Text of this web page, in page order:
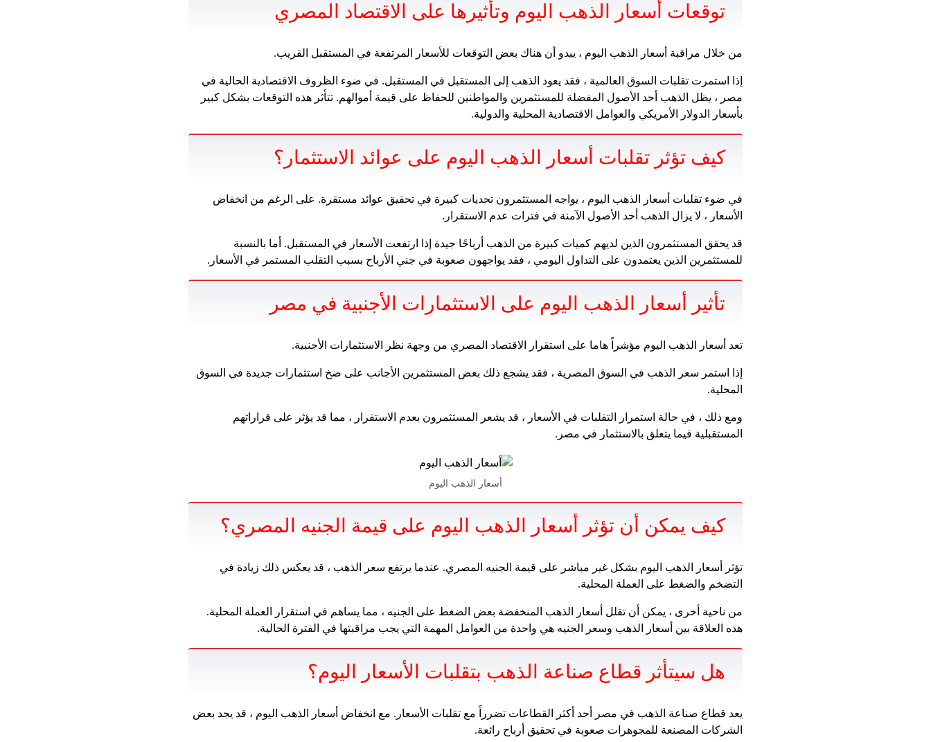
توقعات أسعار الذهب اليوم وتأثيرها على الاقتصاد المصري
من خلال مراقبة أسعار الذهب اليوم ، يبدو أن هناك بعض التوقعات للأسعار المرتفعة في المستقبل القريب.
إذا استمرت تقلبات السوق العالمية ، فقد يعود الذهب إلى المستقبل في المستقبل. في ضوء الظروف الاقتصادية الحالية في
مصر ، يظل الذهب أحد الأصول المفضلة للمستثمرين والمواطنين للحفاظ على قيمة أموالهم. تتأثر هذه التوقعات بشكل كبير
بأسعار الدولار الأمريكي والعوامل الاقتصادية المحلية والدولية.
كيف تؤثر تقلبات أسعار الذهب اليوم على عوائد الاستثمار؟
في ضوء تقلبات أسعار الذهب اليوم ، يواجه المستثمرون تحديات كبيرة في تحقيق عوائد مستقرة. على الرغم من انخفاض
الأسعار ، لا يزال الذهب أحد الأصول الآمنة في فترات عدم الاستقرار.
قد يحقق المستثمرون الذين لديهم كميات كبيرة من الذهب أرباحًا جيدة إذا ارتفعت الأسعار في المستقبل. أما بالنسبة
للمستثمرين الذين يعتمدون على التداول اليومي ، فقد يواجهون صعوبة في جني الأرباح بسبب التقلب المستمر في الأسعار.
تأثير أسعار الذهب اليوم على الاستثمارات الأجنبية في مصر
تعد أسعار الذهب اليوم مؤشراً هاما على استقرار الاقتصاد المصري من وجهة نظر الاستثمارات الأجنبية.
إذا استمر سعر الذهب في السوق المصرية ، فقد يشجع ذلك بعض المستثمرين الأجانب على ضخ استثمارات جديدة في السوق
المحلية.
ومع ذلك ، في حالة استمرار التقلبات في الأسعار ، قد يشعر المستثمرون بعدم الاستقرار ، مما قد يؤثر على قراراتهم
المستقبلية فيما يتعلق بالاستثمار في مصر.
أسعار الذهب اليوم
كيف يمكن أن تؤثر أسعار الذهب اليوم على قيمة الجنيه المصري؟
تؤثر أسعار الذهب اليوم بشكل غير مباشر على قيمة الجنيه المصري. عندما يرتفع سعر الذهب ، قد يعكس ذلك زيادة في
التضخم والضغط على العملة المحلية.
من ناحية أخرى ، يمكن أن تقلل أسعار الذهب المنخفضة بعض الضغط على الجنيه ، مما يساهم في استقرار العملة المحلية.
هذه العلاقة بين أسعار الذهب وسعر الجنيه هي واحدة من العوامل المهمة التي يجب مراقبتها في الفترة الحالية.
هل سيتأثر قطاع صناعة الذهب بتقلبات الأسعار اليوم؟
يعد قطاع صناعة الذهب في مصر أحد أكثر القطاعات تضرراً مع تقلبات الأسعار. مع انخفاض أسعار الذهب اليوم ، قد يجد بعض
الشركات المصنعة للمجوهرات صعوبة في تحقيق أرباح رائعة.